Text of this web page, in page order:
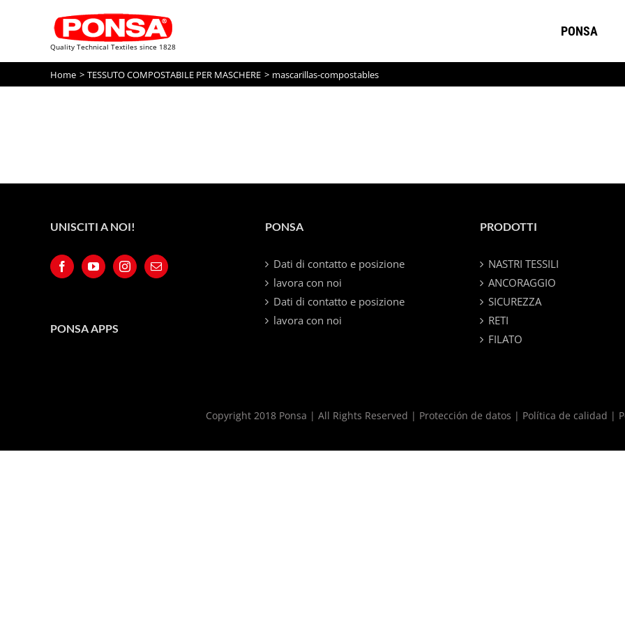
to
Quality Technical Textiles since 1828
PONSA
Home TESSUTO COMPOSTABILE PER MASCHERE mascarillas-compostables
UNISCITI A NOI!
PONSA APPS
PONSA
Dati di contatto e posizione
lavora con noi
Dati di contatto e posizione
lavora con noi
PRODOTTI
NASTRI TESSILI
ANCORAGGIO
SICUREZZA
RETI
FILATO
Copyright 2018 Ponsa | All Rights Reserved | Protección de datos | Política de calidad |